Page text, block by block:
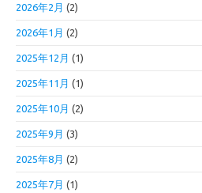
2026年2月 (2)
2026年1月 (2)
2025年12月 (1)
2025年11月 (1)
2025年10月 (2)
2025年9月 (3)
2025年8月 (2)
2025年7月 (1)